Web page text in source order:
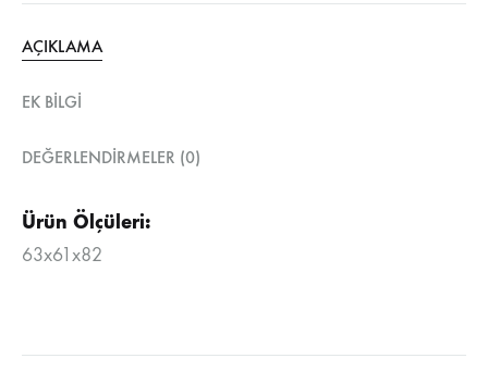
AÇIKLAMA
EK BILGI
DEĞERLENDIRMELER (0)
Ürün Ölçüleri:
63x61x82